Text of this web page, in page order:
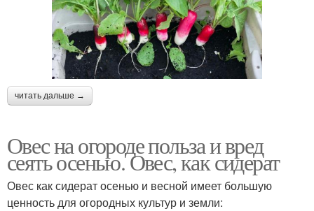
читать дальше →
Овес на огороде польза и вред
сеять осенью. Овес, как сидерат
Овес как сидерат осенью и весной имеет большую
ценность для огородных культур и земли: